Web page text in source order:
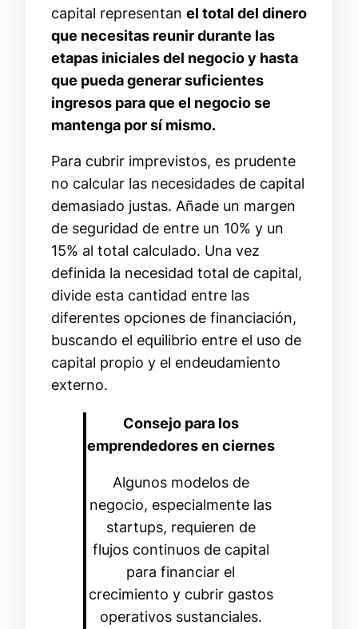
capital representan el total del dinero
que necesitas reunir durante las
etapas iniciales del negocio y hasta
que pueda generar suficientes
ingresos para que el negocio se
mantenga por sí mismo.
Para cubrir imprevistos, es prudente
no calcular las necesidades de capital
demasiado justas. Añade un margen
de seguridad de entre un 10% y un
15% al total calculado. Una vez
definida la necesidad total de capital,
divide esta cantidad entre las
diferentes opciones de financiación,
buscando el equilibrio entre el uso de
capital propio y el endeudamiento
externo.
Consejo para los
emprendedores en ciernes
Algunos modelos de
negocio, especialmente las
startups, requieren de
flujos continuos de capital
para financiar el
crecimiento y cubrir gastos
operativos sustanciales.